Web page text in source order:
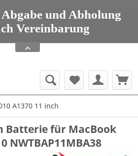
und Abholung
Vereinbarung
Upgrades und Zubehör
08203 95 00 699
A1370 11 inch
Batterie für MacBook
NWTBAP11MBA38